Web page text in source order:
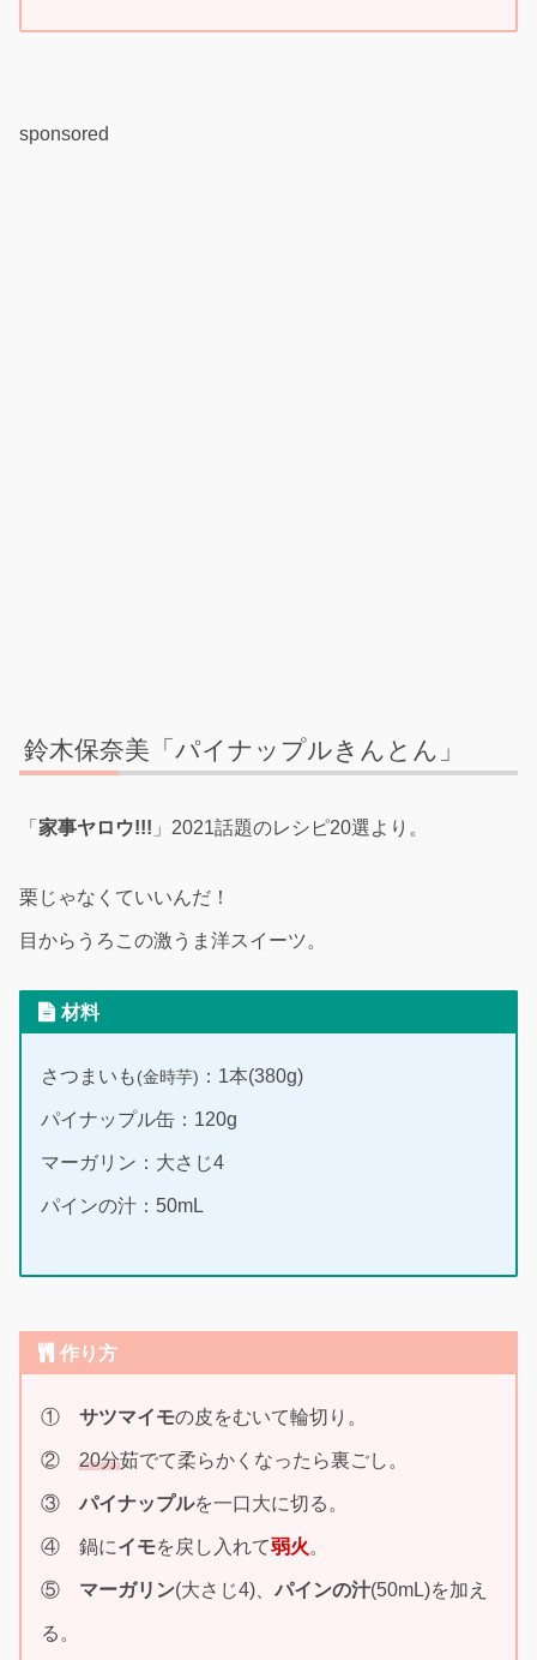
sponsored
鈴木保奈美「パイナップルきんとん」
「 家事ヤロウ!!! 」2021話題のレシピ20選より。
栗じゃなくていいんだ！
目からうろこの激うま洋スイーツ。
材料
さつまいも(金時芋) ：1本(380g)
パイナップル缶：120g
マーガリン：大さじ4
パインの汁：50mL
作り方
① サツマイモの皮をむいて輪切り。
② 20分茹でて柔らかくなったら裏ごし。
③ パイナップルを一口大に切る。
④ 鍋にイモを戻し入れて弱火。
⑤ マーガリン(大さじ4)、 パインの汁(50mL)を加え
る。